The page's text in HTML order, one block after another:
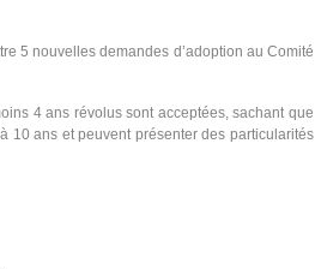
5 nouvelles demandes d’adoption au Comité
4 ans révolus sont acceptées, sachant que
10 ans et peuvent présenter des particularités